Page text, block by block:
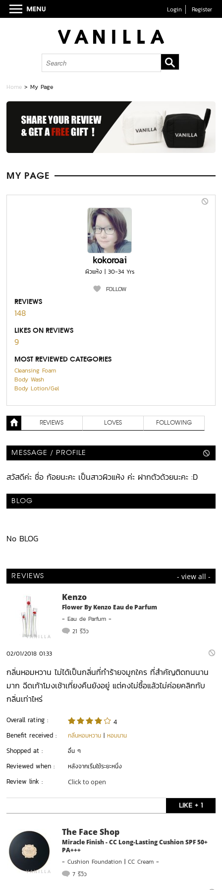
Login Register
Home > My Page
MY PAGE
kokoroai
ผิวแห้ง | 30-34 Yrs
FOLLOW
REVIEWS
148
LIKES ON REVIEWS
9
MOST REVIEWED CATEGORIES
Cleansing Foam
Body Wash
Body Lotion/Gel
REVIEWS LOVES FOLLOWING
MESSAGE / PROFILE
สวัสดีค่ะ ชื่อ ก้อยนะคะ เป็นสาวผิวแห้ง ค่ะ ฝากตัวด้วยนะคะ :D
BLOG
No BLOG
REVIEWS - view all -
Kenzo
Flower By Kenzo Eau de Parfum
-Eau de Parfum -
21 รีวิว
02/01/2018 01:33
กลิ่นหอมหวาน​ ไม่ได้เป็นกลิ่นที่ทำร้ายจมูกใคร​ ที่สำคัญติดทนนาน
มาก​ ฉีดเก้าโมงเช้าเที่ยงคืนยังอยู่​ แต่คงไม่ซื้อแล้วไม่ค่อยคลิกกับ
กลิ่นเท่าไหร่
Overall rating :
4
Benefit received :
กลิ่นหอมหวาน |หอมนาน
Shopped at : อื่น ๆ
Reviewed when : หลังจากเริ่มใช้ระยะหนึ่ง
Review link : Click to open
LIKE + 1
The Face Shop
Miracle Finish - CC Long-Lasting Cushion SPF 50+
PA+++
-Cushion Foundation |CC Cream -
7 รีวิว